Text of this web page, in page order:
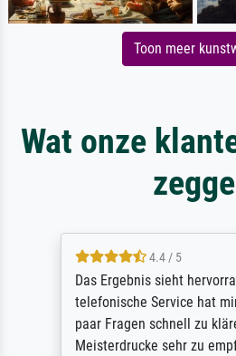
Toon meer
Wat onze
4.4 / 5
Das Ergebnis sieht
telefonische Service hat
paar Fragen schnell zu
Meisterdrucke sehr zu